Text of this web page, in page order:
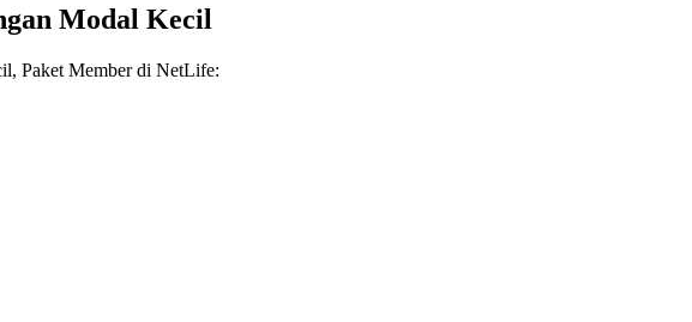
Modal Kecil
Paket Member di NetLife: